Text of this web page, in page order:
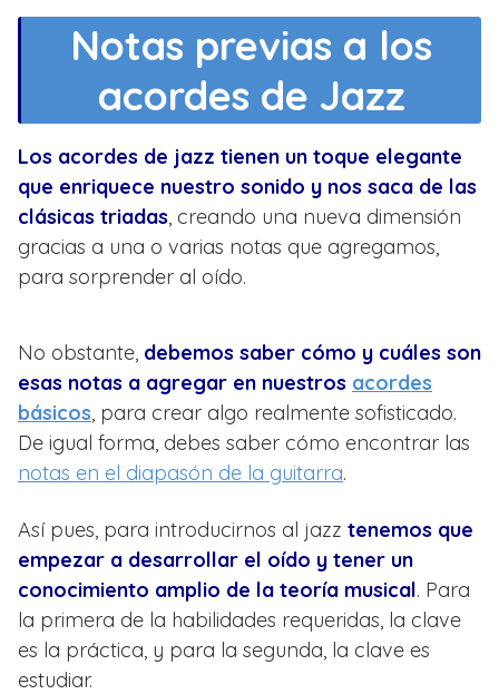
Notas previas a los
acordes de Jazz
Los acordes de jazz tienen un toque elegante
que enriquece nuestro sonido y nos saca de las
clásicas triadas, creando una nueva dimensión
gracias a una o varias notas que agregamos,
para sorprender al oído.
No obstante, debemos saber cómo y cuáles son
esas notas a agregar en nuestros acordes
básicos, para crear algo realmente sofisticado.
De igual forma, debes saber cómo encontrar las
notas en el diapasón de la guitarra.
Así pues, para introducirnos al jazz tenemos que
empezar a desarrollar el oído y tener un
conocimiento amplio de la teoría musical. Para
la primera de la habilidades requeridas, la clave
es la práctica, y para la segunda, la clave es
estudiar.